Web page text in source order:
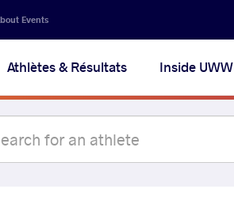
Events
Athlètes & Résultats Inside UWW